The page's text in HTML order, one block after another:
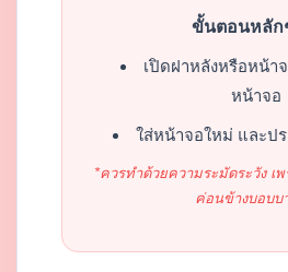
ขั้นตอนหลัก
เปิดฝาหลังหรือหน้า
หน้าจอ
ใส่หน้าจอใหม่ และป
*ควรทำด้วยความระมัดระวัง เ
ค่อนข้างบอบบ